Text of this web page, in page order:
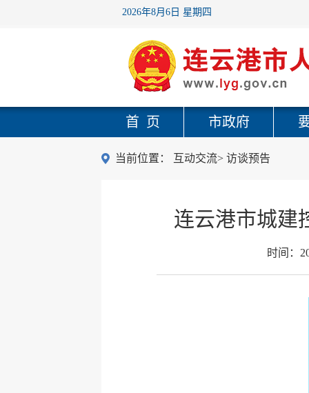
2026年8月6日 星期四
首 页 市政府
当前位置： 互动交流> 访谈预告
连云港市城建
时间：